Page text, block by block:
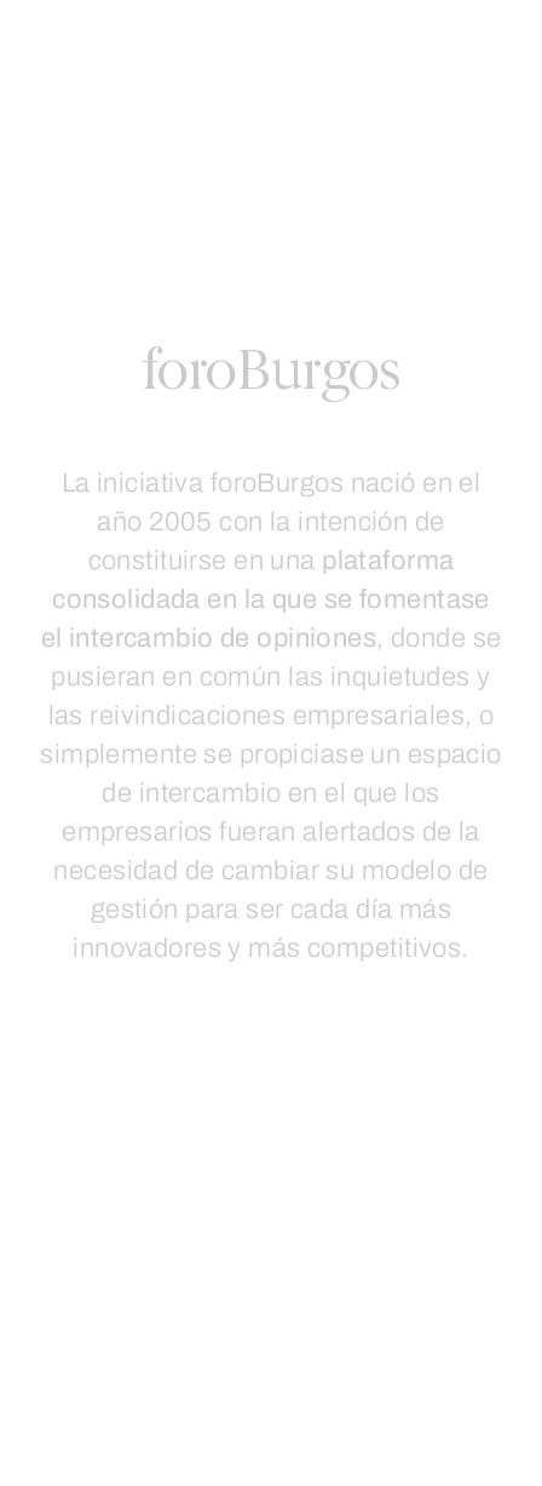
foroBurgos
La iniciativa foroBurgos nació en el
año 2005 con la intención de
constituirse en una plataforma
consolidada en la que se fomentase
el intercambio de opiniones, donde se
pusieran en común las inquietudes y
las reivindicaciones empresariales, o
simplemente se propiciase un espacio
de intercambio en el que los
empresarios fueran alertados de la
necesidad de cambiar su modelo de
gestión para ser cada día más
innovadores y más competitivos.